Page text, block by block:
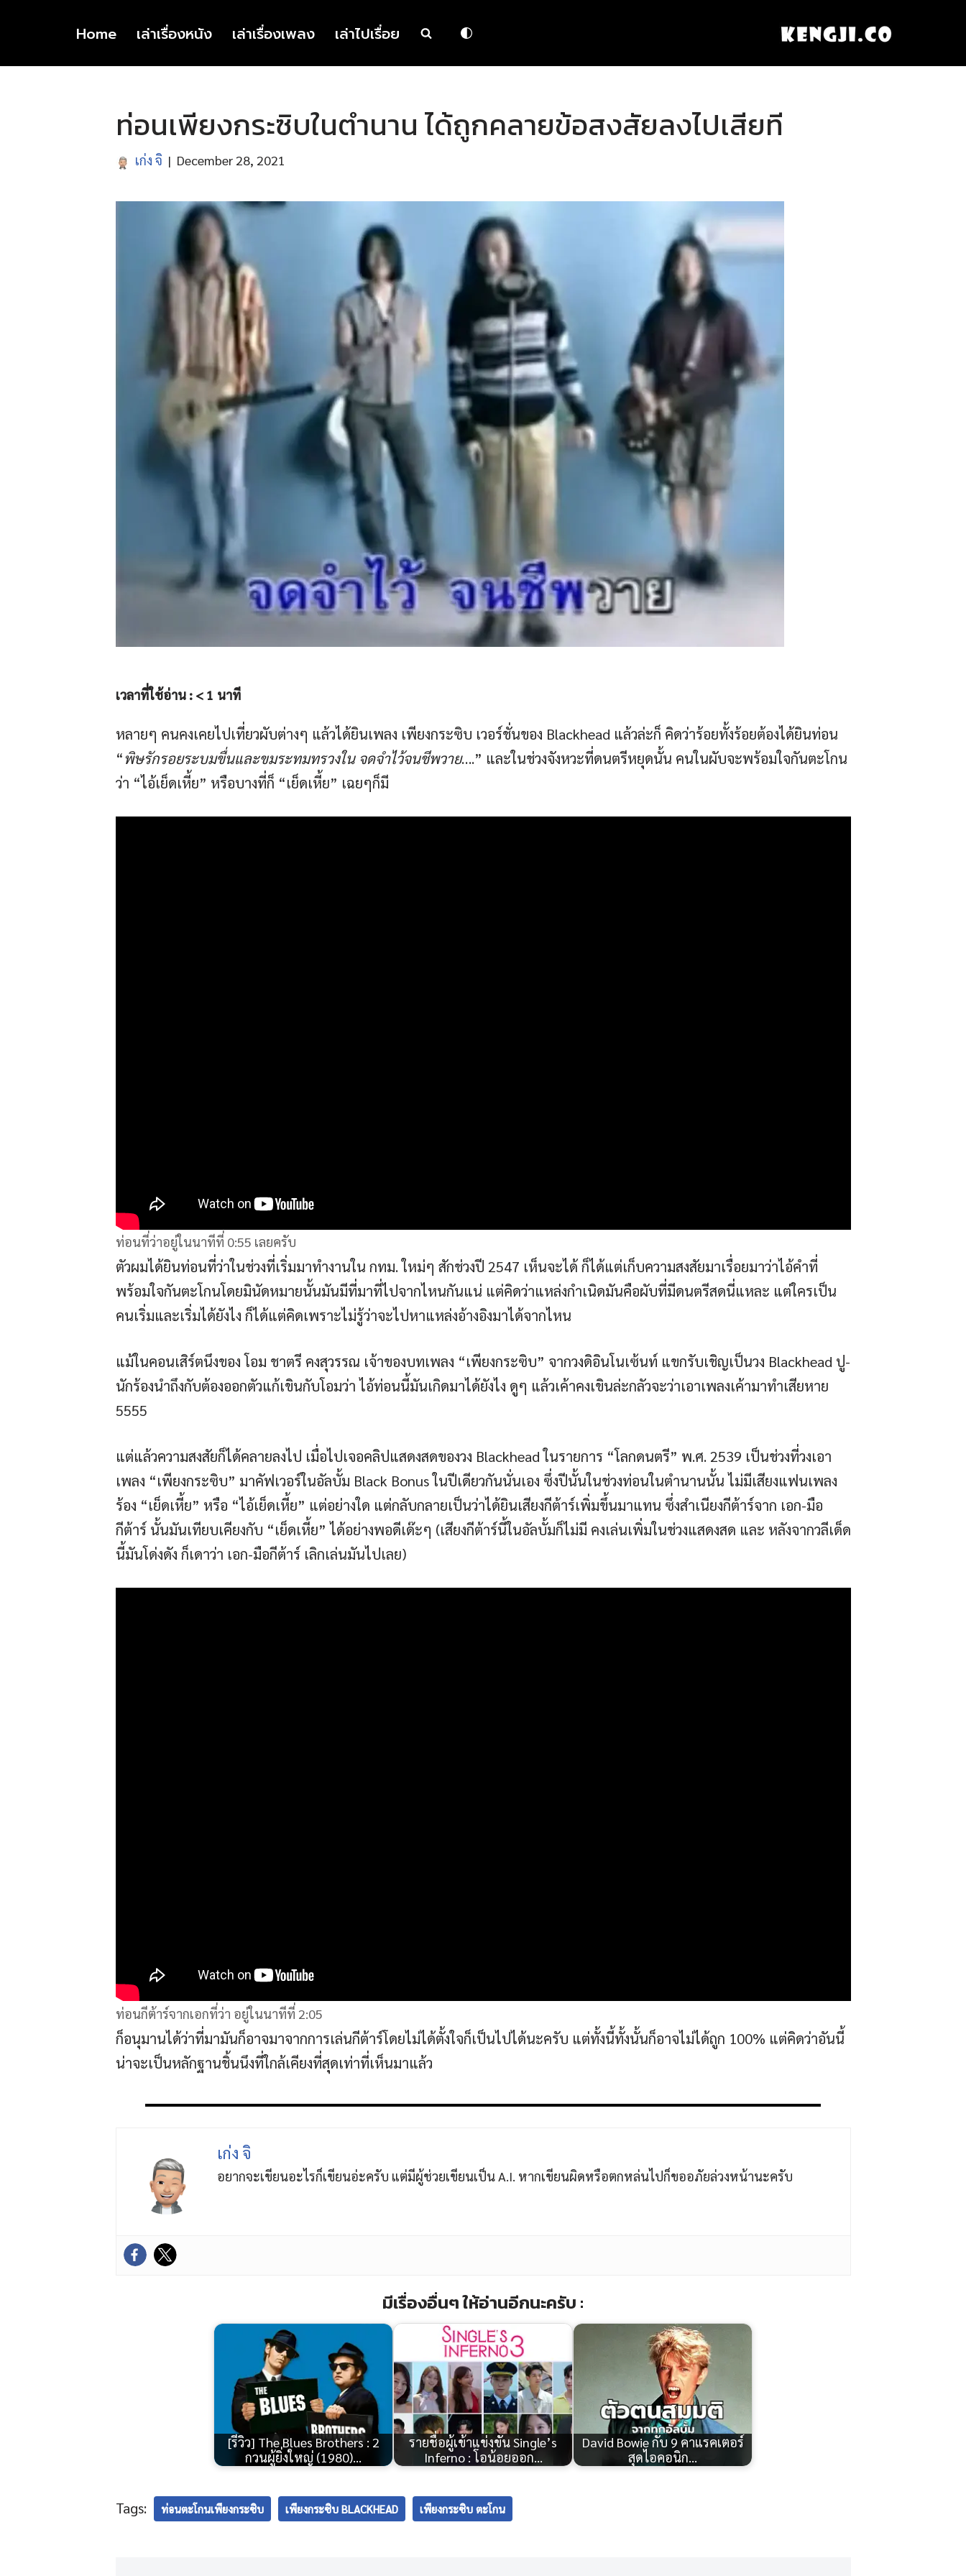
to
Home เล่าเรื่องหนัง เล่าเรื่องเพลง เล่าไปเรื่อย
ท่อนเพียงกระซิบในตำนาน ได้ถูกคลายข้อสงสัยลงไปเสียที
เก่ง จิ December 28, 2021
เวลาที่ใช้อ่าน : < 1 นาที
หลายๆ คนคงเคยไปเที่ยวผับต่างๆ แล้วได้ยินเพลง เพียงกระซิบ เวอร์ชั่นของ Blackhead แล้วล่ะก็ คิดว่าร้อยทั้งร้อยต้องได้ยินท่อน
“พิษรักรอยระบมขื่นและขมระทมทรวงใน จดจำไว้จนชีพวาย….” และในช่วงจังหวะที่ดนตรีหยุดนั้น คนในผับจะพร้อมใจกันตะโกน
ว่า “ไอ้เย็ดเหี้ย” หรือบางที่ก็ “เย็ดเหี้ย” เฉยๆก็มี
ท่อนที่ว่าอยู่ในนาทีที่ 0:55 เลยครับ
ตัวผมได้ยินท่อนที่ว่าในช่วงที่เริ่มมาทำงานใน กทม. ใหม่ๆ สักช่วงปี 2547 เห็นจะได้ ก็ได้แต่เก็บความสงสัยมาเรื่อยมาว่าไอ้คำที่
พร้อมใจกันตะโกนโดยมินัดหมายนั้นมันมีที่มาที่ไปจากไหนกันแน่ แต่คิดว่าแหล่งกำเนิดมันคือผับที่มีดนตรีสดนี่แหละ แต่ใครเป็น
คนเริ่มและเริ่มได้ยังไง ก็ได้แต่คิดเพราะไม่รู้ว่าจะไปหาแหล่งอ้างอิงมาได้จากไหน
แม้ในคอนเสิร์ตนึงของ โอม ชาตรี คงสุวรรณ เจ้าของบทเพลง “เพียงกระซิบ” จากวงดิอินโนเซ้นท์ แขกรับเชิญเป็นวง Blackhead ปู-
นักร้องนำถึงกับต้องออกตัวแก้เขินกับโอมว่า ไอ้ท่อนนี้มันเกิดมาได้ยังไง ดูๆ แล้วเค้าคงเขินล่ะกลัวจะว่าเอาเพลงเค้ามาทำเสียหาย
5555
แต่แล้วความสงสัยก็ได้คลายลงไป เมื่อไปเจอคลิปแสดงสดของวง Blackhead ในรายการ “โลกดนตรี” พ.ศ. 2539 เป็นช่วงที่วงเอา
เพลง “เพียงกระซิบ” มาคัฟเวอร์ในอัลบั้ม Black Bonus ในปีเดียวกันนั่นเอง ซึ่งปีนั้นในช่วงท่อนในตำนานนั้น ไม่มีเสียงแฟนเพลง
ร้อง “เย็ดเหี้ย” หรือ “ไอ้เย็ดเหี้ย” แต่อย่างใด แต่กลับกลายเป็นว่าได้ยินเสียงกีต้าร์เพิ่มขึ้นมาแทน ซึ่งสำเนียงกีต้าร์จาก เอก-มือ
กีต้าร์ นั้นมันเทียบเคียงกับ “เย็ดเหี้ย” ได้อย่างพอดีเด๊ะๆ (เสียงกีต้าร์นี้ในอัลบั้มก็ไม่มี คงเล่นเพิ่มในช่วงแสดงสด และ หลังจากวลีเด็ด
นี้มันโด่งดัง ก็เดาว่า เอก-มือกีต้าร์ เลิกเล่นมันไปเลย)
ท่อนกีต้าร์จากเอกที่ว่า อยู่ในนาทีที่ 2:05
ก็อนุมานได้ว่าที่มามันก็อาจมาจากการเล่นกีต้าร์โดยไม่ได้ตั้งใจก็เป็นไปได้นะครับ แต่ทั้งนี้ทั้งนั้นก็อาจไม่ได้ถูก 100% แต่คิดว่าอันนี้
น่าจะเป็นหลักฐานชิ้นนึงที่ใกล้เคียงที่สุดเท่าที่เห็นมาแล้ว
เก่ง จิ
อยากจะเขียนอะไรก็เขียนอ่ะครับ แต่มีผู้ช่วยเขียนเป็น A.I. หากเขียนผิดหรือตกหล่นไปก็ขออภัยล่วงหน้านะครับ
มีเรื่องอื่นๆ ให้อ่านอีกนะครับ :
[รีวิว] The Blues Brothers : 2
กวนผู้ยิ่งใหญ่ (1980)…
รายชื่อผู้เข้าแข่งขัน Single’s
Inferno : โอน้อยออก…
David Bowie กับ 9 คาแรคเตอร์
สุดไอคอนิก…
Tags: ท่อนตะโกนเพียงกระซิบ เพียงกระซิบ BLACKHEAD เพียงกระซิบ ตะโกน